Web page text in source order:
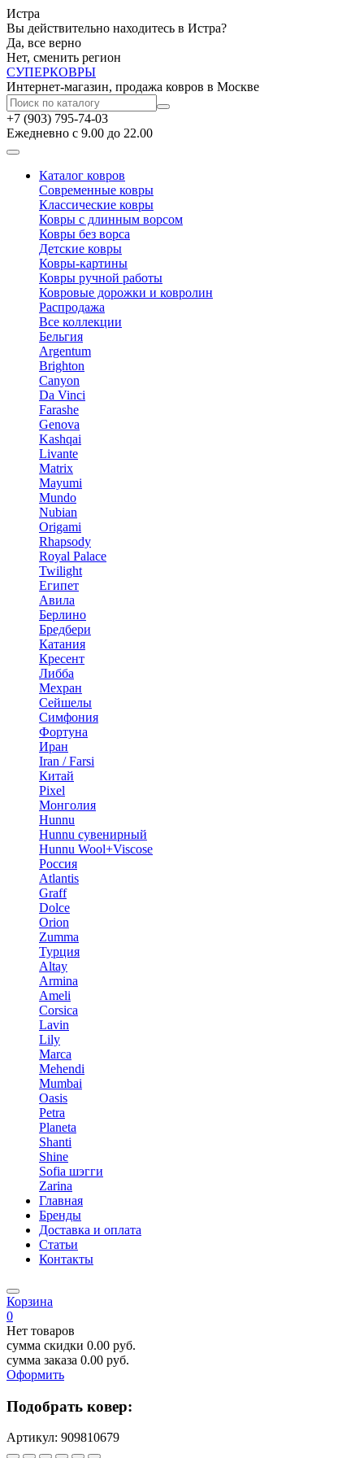
Истра
Вы действительно находитесь в Истра?
Да, все верно
Нет, сменить регион
СУПЕРКОВРЫ
Интернет-магазин, продажа ковров в Москве
+7 (903) 795-74-03
Ежедневно с 9.00 до 22.00
Каталог ковров
Современные ковры
Классические ковры
Ковры с длинным ворсом
Ковры без ворса
Детские ковры
Ковры-картины
Ковры ручной работы
Ковровые дорожки и ковролин
Распродажа
Все коллекции
Бельгия
Argentum
Brighton
Canyon
Da Vinci
Farashe
Genova
Kashqai
Livante
Matrix
Mayumi
Mundo
Nubian
Origami
Rhapsody
Royal Palace
Twilight
Египет
Авила
Берлино
Бредбери
Катания
Кресент
Либба
Мехран
Сейшелы
Симфония
Фортуна
Иран
Iran / Farsi
Китай
Pixel
Монголия
Hunnu
Hunnu сувенирный
Hunnu Wool+Viscose
Россия
Atlantis
Graff
Dolce
Orion
Zumma
Турция
Altay
Armina
Ameli
Corsica
Lavin
Lily
Marca
Mehendi
Mumbai
Oasis
Petra
Planeta
Shanti
Shine
Sofia шэгги
Zarina
Главная
Бренды
Доставка и оплата
Статьи
Контакты
Корзина
0
Нет товаров
сумма скидки 0.00 руб.
сумма заказа 0.00 руб.
Оформить
Подобрать ковер:
Артикул: 909810679